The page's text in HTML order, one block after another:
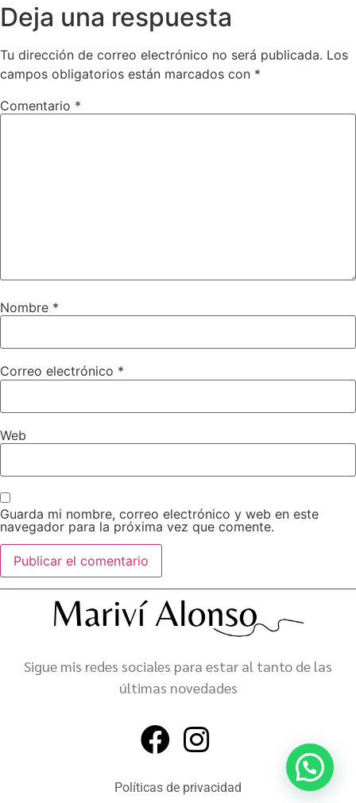
Deja una respuesta
Tu dirección de correo electrónico no será publicada. Los
campos obligatorios están marcados con *
Comentario *
Nombre *
Correo electrónico *
Web
Guarda mi nombre, correo electrónico y web en este
navegador para la próxima vez que comente.
Sigue mis redes sociales para estar al tanto de las
últimas novedades
Políticas de privacidad